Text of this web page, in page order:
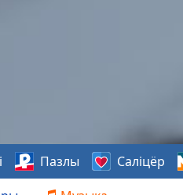
Пазлы Саліцёр